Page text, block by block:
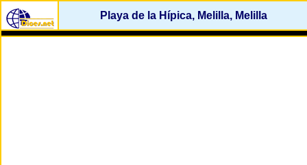
Playa de la Hípica, Melilla, Melilla